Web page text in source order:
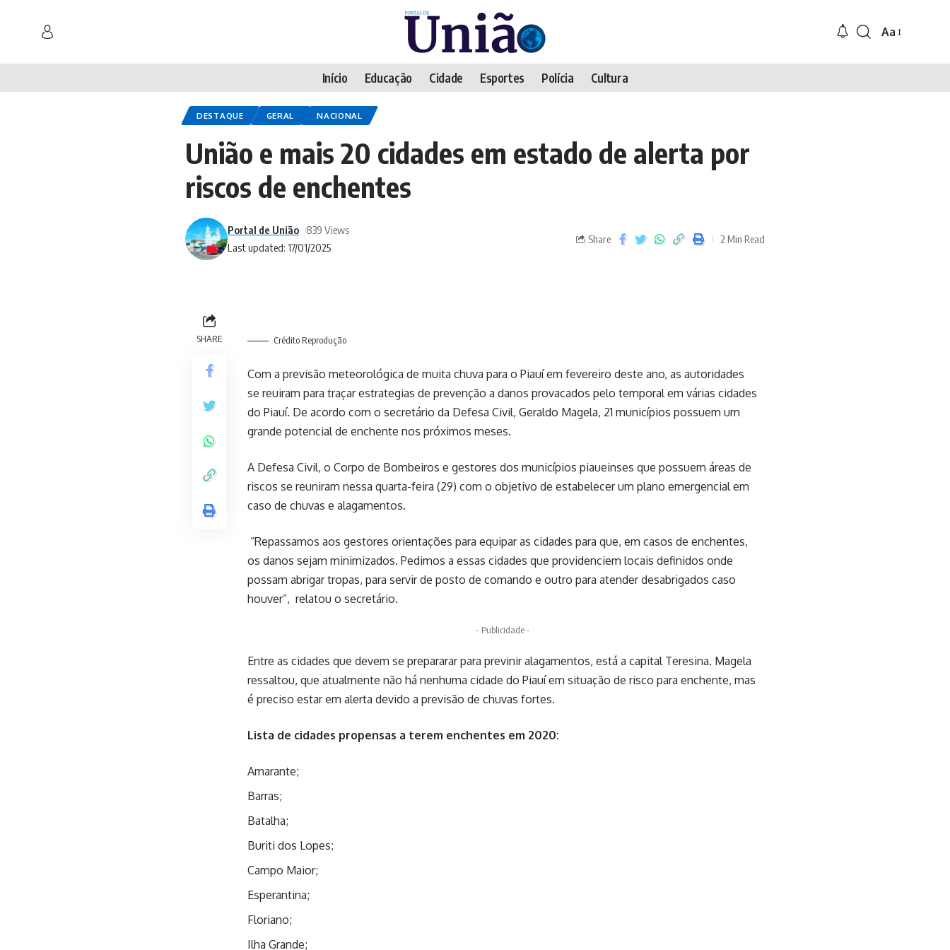
Aa
Início Educação Cidade Esportes Polícia Cultura
DESTAQUE GERAL NACIONAL
União e mais 20 cidades em estado de alerta por
riscos de enchentes
Last updated: 17/01/2025
Portal de União 839 Views
Share 2 Min Read
SHARE Crédito Reprodução
Com a previsão meteorológica de muita chuva para o Piauí em fevereiro deste ano, as autoridades
se reuiram para traçar estrategias de prevenção a danos provacados pelo temporal em várias cidades
do Piauí. De acordo com o secretário da Defesa Civil, Geraldo Magela, 21 municípios possuem um
grande potencial de enchente nos próximos meses.
A Defesa Civil, o Corpo de Bombeiros e gestores dos municípios piaueinses que possuem áreas de
riscos se reuniram nessa quarta-feira (29) com o objetivo de estabelecer um plano emergencial em
caso de chuvas e alagamentos.
“Repassamos aos gestores orientações para equipar as cidades para que, em casos de enchentes,
os danos sejam minimizados. Pedimos a essas cidades que providenciem locais definidos onde
possam abrigar tropas, para servir de posto de comando e outro para atender desabrigados caso
houver”, relatou o secretário.
- Publicidade -
Entre as cidades que devem se prepararar para previnir alagamentos, está a capital Teresina. Magela
ressaltou, que atualmente não há nenhuma cidade do Piauí em situação de risco para enchente, mas
é preciso estar em alerta devido a previsão de chuvas fortes.
Lista de cidades propensas a terem enchentes em 2020:
Amarante;
Barras;
Batalha;
Buriti dos Lopes;
Campo Maior;
Esperantina;
Floriano;
Ilha Grande;